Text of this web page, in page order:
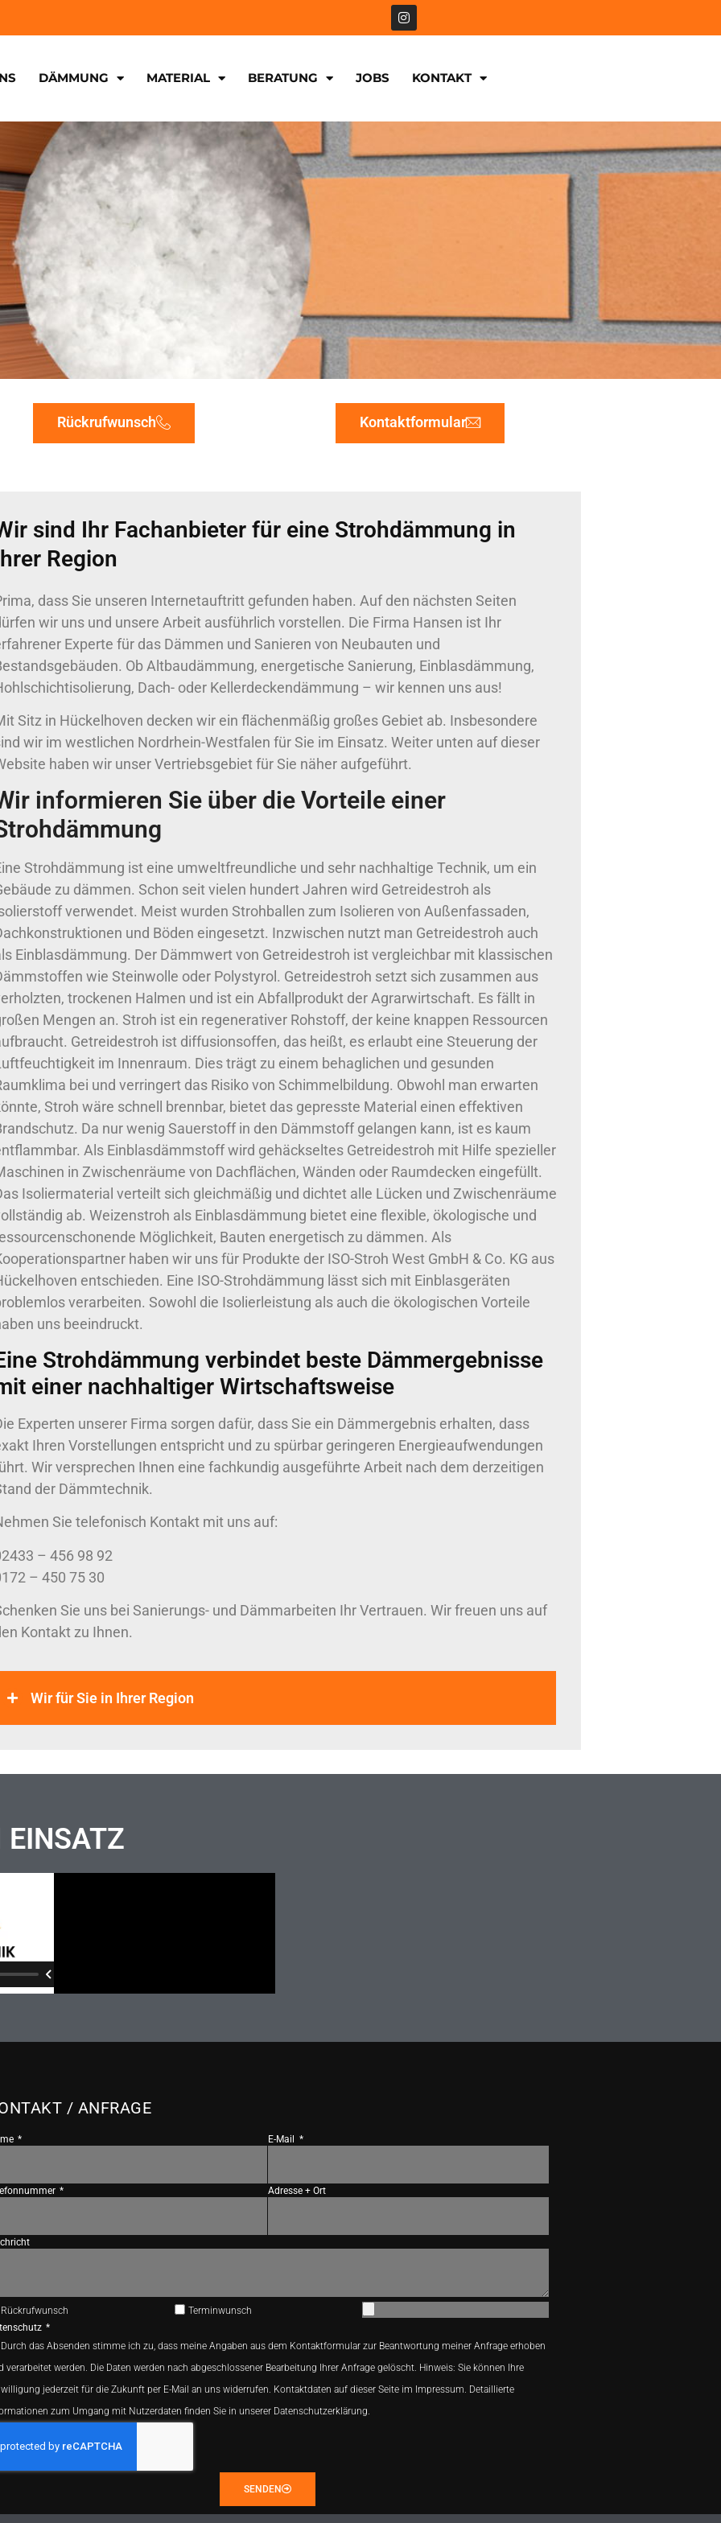
DÄMMUNG MATERIAL BERATUNG JOBS KONTAKT
Rückrufwunsch Kontaktformular
sind Ihr Fachanbieter für eine Strohdämmung in
Region
dass Sie unseren Internetauftritt gefunden haben. Auf den nächsten Seiten
wir uns und unsere Arbeit ausführlich vorstellen. Die Firma Hansen ist Ihr
Experte für das Dämmen und Sanieren von Neubauten und
Ob Altbaudämmung, energetische Sanierung, Einblasdämmung,
Dach- oder Kellerdeckendämmung – wir kennen uns aus!
Sitz in Hückelhoven decken wir ein flächenmäßig großes Gebiet ab. Insbesondere
wir im westlichen Nordrhein-Westfalen für Sie im Einsatz. Weiter unten auf dieser
haben wir unser Vertriebsgebiet für Sie näher aufgeführt.
informieren Sie über die Vorteile einer
Strohdämmung ist eine umweltfreundliche und sehr nachhaltige Technik, um ein
zu dämmen. Schon seit vielen hundert Jahren wird Getreidestroh als
verwendet. Meist wurden Strohballen zum Isolieren von Außenfassaden,
und Böden eingesetzt. Inzwischen nutzt man Getreidestroh auch
Einblasdämmung. Der Dämmwert von Getreidestroh ist vergleichbar mit klassischen
wie Steinwolle oder Polystyrol. Getreidestroh setzt sich zusammen aus
trockenen Halmen und ist ein Abfallprodukt der Agrarwirtschaft. Es fällt in
Mengen an. Stroh ist ein regenerativer Rohstoff, der keine knappen Ressourcen
Getreidestroh ist diffusionsoffen, das heißt, es erlaubt eine Steuerung der
im Innenraum. Dies trägt zu einem behaglichen und gesunden
bei und verringert das Risiko von Schimmelbildung. Obwohl man erwarten
Stroh wäre schnell brennbar, bietet das gepresste Material einen effektiven
Da nur wenig Sauerstoff in den Dämmstoff gelangen kann, ist es kaum
Als Einblasdämmstoff wird gehäckseltes Getreidestroh mit Hilfe spezieller
in Zwischenräume von Dachflächen, Wänden oder Raumdecken eingefüllt.
Isoliermaterial verteilt sich gleichmäßig und dichtet alle Lücken und Zwischenräume
ab. Weizenstroh als Einblasdämmung bietet eine flexible, ökologische und
Möglichkeit, Bauten energetisch zu dämmen. Als
haben wir uns für Produkte der ISO-Stroh West GmbH & Co. KG aus
entschieden. Eine ISO-Strohdämmung lässt sich mit Einblasgeräten
verarbeiten. Sowohl die Isolierleistung als auch die ökologischen Vorteile
uns beeindruckt.
Strohdämmung verbindet beste Dämmergebnisse
einer nachhaltiger Wirtschaftsweise
Experten unserer Firma sorgen dafür, dass Sie ein Dämmergebnis erhalten, dass
Ihren Vorstellungen entspricht und zu spürbar geringeren Energieaufwendungen
Wir versprechen Ihnen eine fachkundig ausgeführte Arbeit nach dem derzeitigen
der Dämmtechnik.
Sie telefonisch Kontakt mit uns auf:
– 456 98 92
– 450 75 30
Sie uns bei Sanierungs- und Dämmarbeiten Ihr Vertrauen. Wir freuen uns auf
Kontakt zu Ihnen.
Wir für Sie in Ihrer Region
EINSATZ
/ ANFRAGE
E-Mail
Adresse + Ort
Rückrufwunsch
Terminwunsch
Durch das Absenden stimme ich zu, dass meine Angaben aus dem Kontaktformular zur Beantwortung meiner Anfrage erhoben
verarbeitet werden. Die Daten werden nach abgeschlossener Bearbeitung Ihrer Anfrage gelöscht. Hinweis: Sie können Ihre
jederzeit für die Zukunft per E-Mail an uns widerrufen. Kontaktdaten auf dieser Seite im Impressum. Detaillierte
zum Umgang mit Nutzerdaten finden Sie in unserer Datenschutzerklärung.
SENDEN